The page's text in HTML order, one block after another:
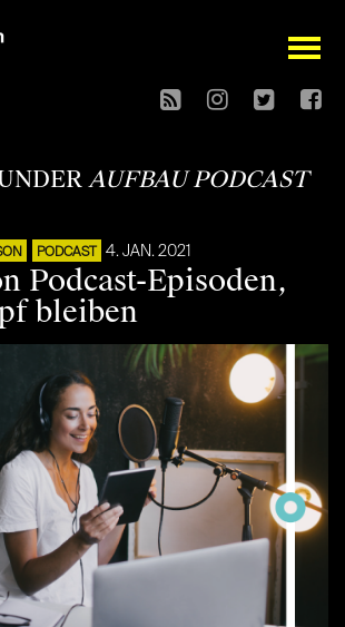
open
AUFBAU PODCAST
PODCAST 4. JAN. 2021
Podcast-Episoden,
bleiben